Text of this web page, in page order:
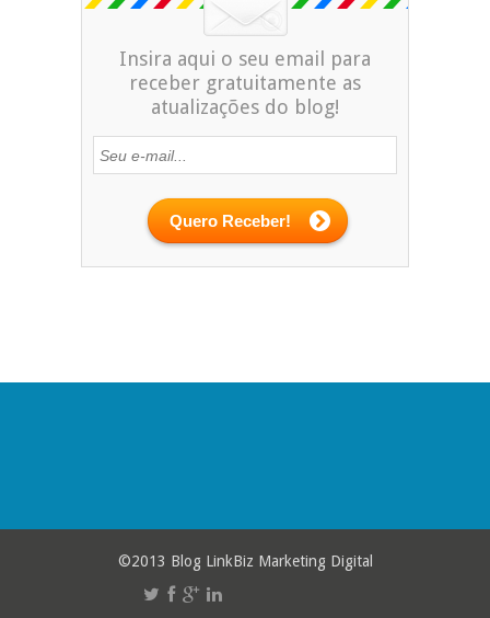
Insira aqui o seu email para
receber gratuitamente as
atualizações do blog!
©2013 Blog LinkBiz Marketing Digital